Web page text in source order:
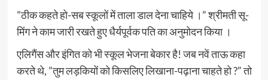
”ठीक कहते हो-सब स्कूलों में ताला डाल देना चाहिये ।” श्रीमती सू-
मिंग ने काम जारी रखते हुए धैर्यपूर्वक पति का अनुमोदन किया ।
एलिगैंस और इंगित को भी स्कूल भेजना बेकार है! जब नवें ताऊ कहा
करते थे, ”तुम लड़कियों को किसलिए लिखाना-पढ़ाना चाहते हो ?” तो